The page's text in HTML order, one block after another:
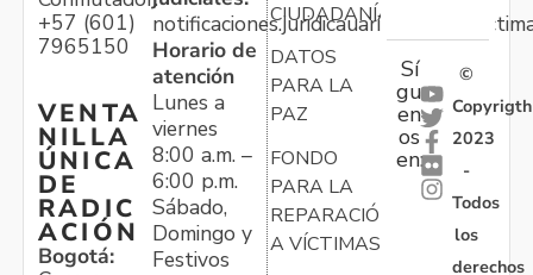
+57 (601)
7965150
VENTA
NILLA
ÚNICA
DE
RADIC
ACIÓN
Bogotá:
Horario de
atención
Lunes a
viernes
8:00 a.m. –
6:00 p.m.
Sábado,
Domingo y
Festivos
CIUDADANÍA
DATOS
PARA LA
PAZ
FONDO
PARA LA
REPARACIÓN
A VÍCTIMAS
Sí
gu
en
os
en:
©
Copyrigth
2023
-
Todos
los
derechos